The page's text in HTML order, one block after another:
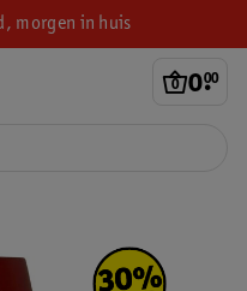
morgen in huis
0.
00